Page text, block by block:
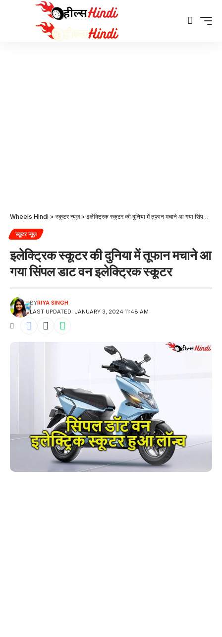
Wheels Hindi > स्कूटर न्यूज़> इलेक्ट्रिक स्कूटर की दुनिया में तूफान मचाने आ गया सिंपल डाट वन इलेक्ट्रिक स्कूटर
स्कूटर न्यूज़
इलेक्ट्रिक स्कूटर की दुनिया में तूफान मचाने आ
गया सिंपल डाट वन इलेक्ट्रिक स्कूटर
LAST UPDATED: JANUARY 3, 2024 11:48 AM
BYRIYA SINGH